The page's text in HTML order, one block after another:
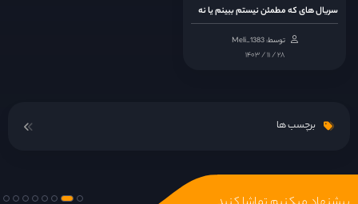
سریال های که مطمئن نیستم ببینم یا نه
توسط: Meli_1383
۱۴۰۳ / ۱۱ / ۲۸
برچسب ها